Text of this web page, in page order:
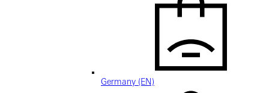
Germany (EN)